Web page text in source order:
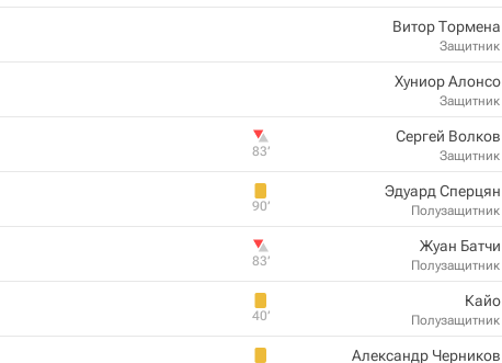
Витор Тормена
Защитник
Хуниор Алонсо
Защитник
Сергей Волков
Защитник
83‎’‎
Эдуард Сперцян
Полузащитник
90‎’‎
Жуан Батчи
Полузащитник
83‎’‎
Кайо
Полузащитник
40‎’‎
Александр Черников